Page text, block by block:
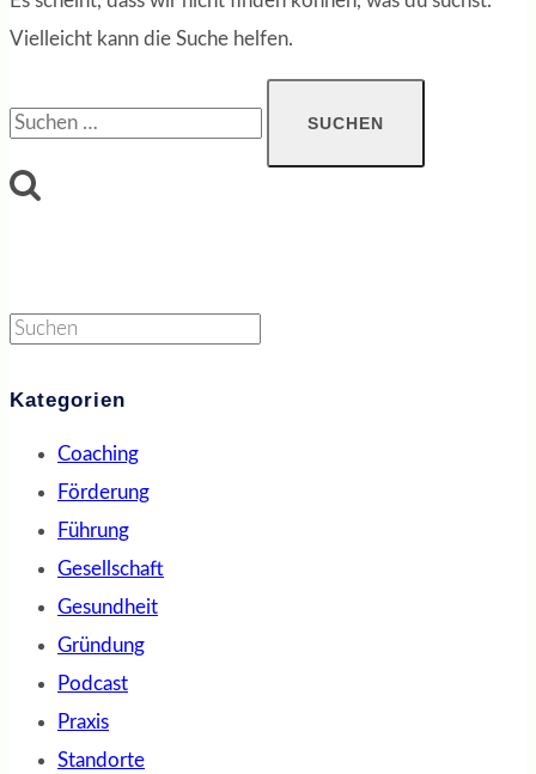
Vielleicht kann die Suche helfen.
nach:
Suchen
Kategorien
Coaching
Förderung
Führung
Gesellschaft
Gesundheit
Gründung
Podcast
Praxis
Standorte